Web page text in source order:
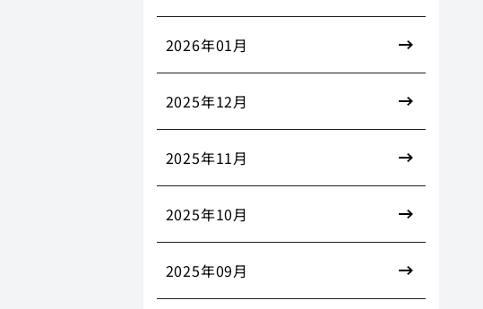
2026年01月
2025年12月
2025年11月
2025年10月
2025年09月